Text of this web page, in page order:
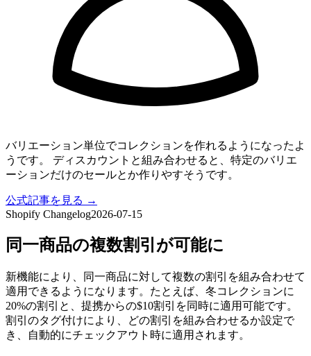
バリエーション単位でコレクションを作れるようになったよ
うです。 ディスカウントと組み合わせると、特定のバリエ
ーションだけのセールとか作りやすそうです。
公式記事を見る →
Shopify Changelog2026-07-15
同一商品の複数割引が可能に
新機能により、同一商品に対して複数の割引を組み合わせて
適用できるようになります。たとえば、冬コレクションに
20%の割引と、提携からの$10割引を同時に適用可能です。
割引のタグ付けにより、どの割引を組み合わせるか設定で
き、自動的にチェックアウト時に適用されます。